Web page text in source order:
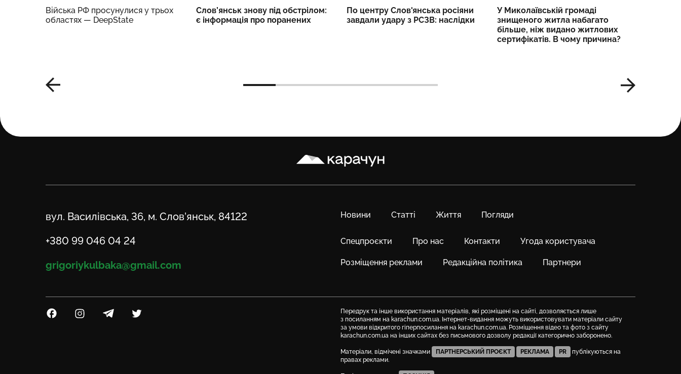
Війська РФ просунулися у трьох
областях — DeepState
Слов’янськ знову під обстрілом:
є інформація про поранених
По центру Слов'янська росіяни
завдали удару з РСЗВ: наслідки
У Миколаївській громаді
знищеного житла набагато
більше, ніж видано житлових
сертифікатів. В чому причина?
Карачун
Новини Статті Життя Погляди
Спецпроєкти Про нас Контакти Угода користувача
Розміщення реклами Редакційна політика Партнери
Адреса
вул. Василівська, 36, м. Слов’янськ, 84122
Телефон
+380 99 046 04 24
Email
grigoriykulbaka@gmail.com
Посилання на Facebook
Посилання на Instagram
Посилання на Telegram
Посилання на Twitter
Передрук та інше використання матеріалів, які розміщені на сайті, дозволяється лише
з посиланням на karachun.com.ua. Інтернет-видання можуть використовувати матеріали сайту
за умови відкритого гіперпосилання на karachun.com.ua. Розміщення відео та фото з сайту
karachun.com.ua на інших сайтах без письмового дозволу редакції категорично заборонено.
Матеріали, відмічені значками ПАРТНЕРСЬКИЙ ПРОЄКТ РЕКЛАМА PR
публікуються на
правах реклами.